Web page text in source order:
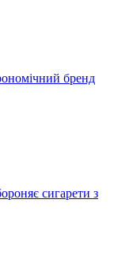
бренд
сигарети з